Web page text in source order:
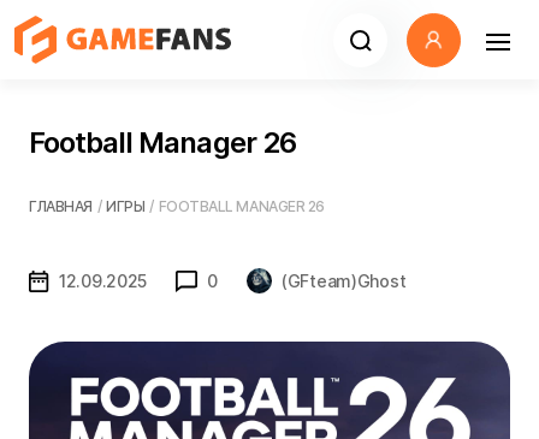
Football Manager 26
ГЛАВНАЯ / ИГРЫ / FOOTBALL MANAGER 26
12.09.2025 0 (GFteam)Ghost